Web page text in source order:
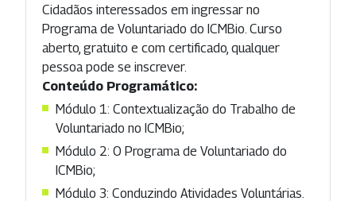
Cidadãos interessados em ingressar no
Programa de Voluntariado do ICMBio. Curso
aberto, gratuito e com certificado, qualquer
pessoa pode se inscrever.
Conteúdo Programático:
Módulo 1: Contextualização do Trabalho de
Voluntariado no ICMBio;
Módulo 2: O Programa de Voluntariado do
ICMBio;
Módulo 3: Conduzindo Atividades Voluntárias.